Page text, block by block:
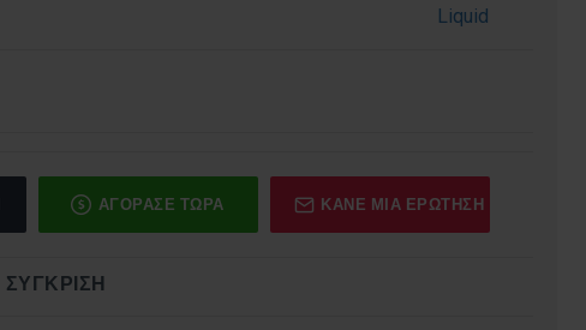
Liquid
ΑΓΟΡΑΣΕ ΤΩΡΑ ΚΆΝΕ ΜΊΑ ΕΡΏΤΗΣΗ
ΣΎΓΚΡΙΣΗ